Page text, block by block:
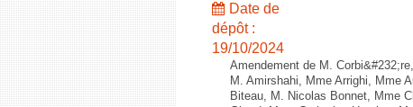
Date de
dépôt :
19/10/2024
Amendement de M.
M. Amirshahi, Mme Arrighi, Mme
Biteau, M. Nicolas Bonnet, Mme